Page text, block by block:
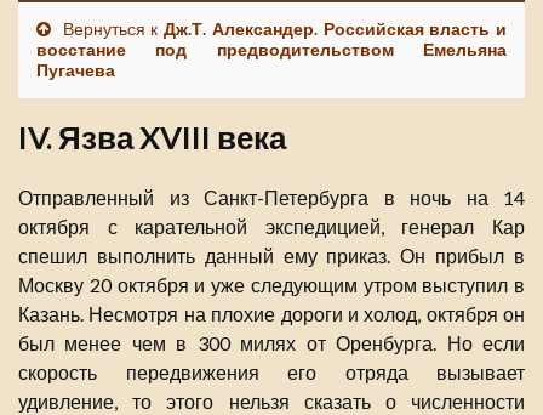
Вернуться кДж.Т. Александер. Российская власть и
восстание под предводительством Емельяна
Пугачева
IV. Язва XVIII века
Отправленный из Санкт-Петербурга в ночь на 14
октября с карательной экспедицией, генерал Кар
спешил выполнить данный ему приказ. Он прибыл в
Москву 20 октября и уже следующим утром выступил в
Казань. Несмотря на плохие дороги и холод, октября он
был менее чем в 300 милях от Оренбурга. Но если
скорость передвижения его отряда вызывает
удивление, то этого нельзя сказать о численности